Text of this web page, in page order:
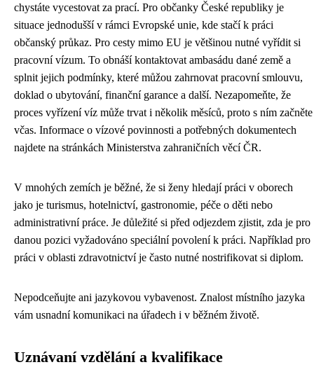
chystáte vycestovat za prací. Pro občanky České republiky je
situace jednodušší v rámci Evropské unie, kde stačí k práci
občanský průkaz. Pro cesty mimo EU je většinou nutné vyřídit si
pracovní vízum. To obnáší kontaktovat ambasádu dané země a
splnit jejich podmínky, které můžou zahrnovat pracovní smlouvu,
doklad o ubytování, finanční garance a další. Nezapomeňte, že
proces vyřízení víz může trvat i několik měsíců, proto s ním začněte
včas. Informace o vízové povinnosti a potřebných dokumentech
najdete na stránkách Ministerstva zahraničních věcí ČR.
V mnohých zemích je běžné, že si ženy hledají práci v oborech
jako je turismus, hotelnictví, gastronomie, péče o děti nebo
administrativní práce. Je důležité si před odjezdem zjistit, zda je pro
danou pozici vyžadováno speciální povolení k práci. Například pro
práci v oblasti zdravotnictví je často nutné nostrifikovat si diplom.
Nepodceňujte ani jazykovou vybavenost. Znalost místního jazyka
vám usnadní komunikaci na úřadech i v běžném životě.
Uznávaní vzdělání a kvalifikace